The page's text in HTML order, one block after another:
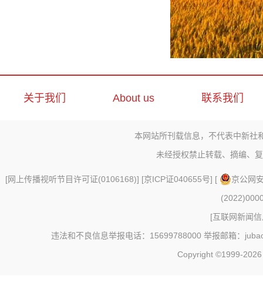
关于我们 About us 联系我们
本网站所刊载信息，不代表中新社
未经授权禁止转载、摘编、
[网上传播视听节目许可证(0106168)] [京ICP证040655号] [
京公网
[互联网新闻
违法和不良信息举报电话：15699788000 举报邮箱：
Copyright ©1999-